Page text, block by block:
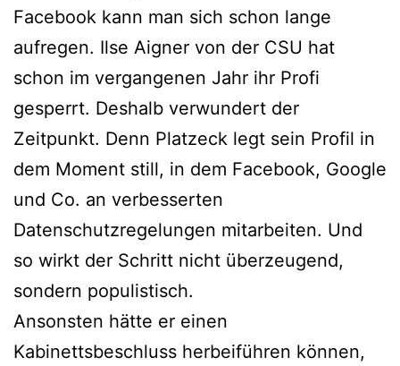
Facebook kann man sich schon lange
aufregen. Ilse Aigner von der CSU hat
schon im vergangenen Jahr ihr Profi
gesperrt. Deshalb verwundert der
Zeitpunkt. Denn Platzeck legt sein Profil in
dem Moment still, in dem Facebook, Google
und Co. an verbesserten
Datenschutzregelungen mitarbeiten. Und
so wirkt der Schritt nicht überzeugend,
sondern populistisch.
Ansonsten hätte er einen
Kabinettsbeschluss herbeiführen können,